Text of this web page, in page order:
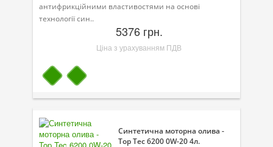
антифрикційними властивостями на основі
технології син..
5376 грн.
Ціна з урахуванням ПДВ
Синтетична моторна олива -
Top Tec 6200 0W-20 4л.